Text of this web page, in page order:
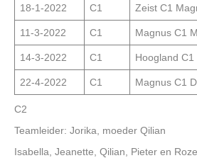
18-1-2022 C1 Zeist C1
11-3-2022 C1 Magnus C1
14-3-2022 C1 Hoogland C1
22-4-2022 C1 Magnus C1
C2
Teamleider: Jorika, moeder Qilian
Isabella, Jeanette, Qilian, Pieter en